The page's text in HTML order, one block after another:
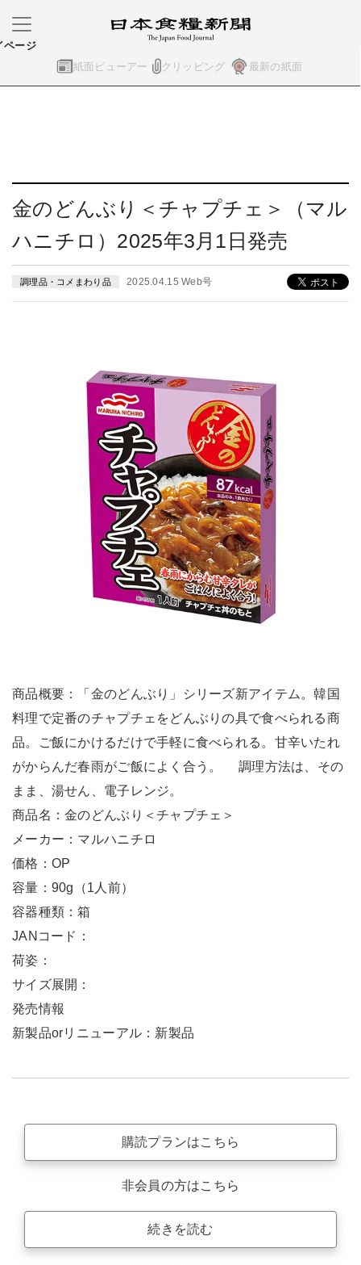
紙面ビューアー クリッピング 最新の紙面
ページ
金のどんぶり＜チャプチェ＞（マル
ハニチロ）2025年3月1日発売
調理品・コメまわり品 2025.04.15 Web号
商品概要：「金のどんぶり」シリーズ新アイテム。韓国
料理で定番のチャプチェをどんぶりの具で食べられる商
品。ご飯にかけるだけで手軽に食べられる。甘辛いたれ
がからんだ春雨がご飯によく合う。 調理方法は、その
まま、湯せん、電子レンジ。
商品名：金のどんぶり＜チャプチェ＞
メーカー：マルハニチロ
価格：OP
容量：90g（1人前）
容器種類：箱
JANコード：
荷姿：
サイズ展開：
発売情報
新製品orリニューアル：新製品
購読プランはこちら
非会員の方はこちら
続きを読む